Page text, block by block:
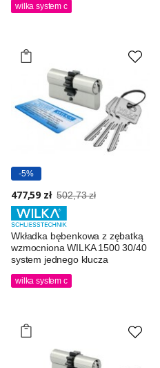
wilka system c
-5%
477,59 zł 502,73 zł
Wkładka bębenkowa z zębatką
wzmocniona WILKA 1500 30/40
system jednego klucza
wilka system c